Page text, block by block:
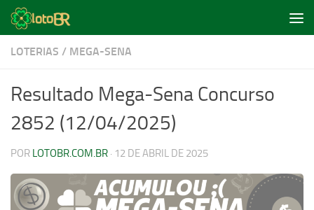
Skip to content
LOTERIAS / MEGA-SENA
Resultado Mega-Sena Concurso
2852 (12/04/2025)
POR LOTOBR.COM.BR · 12 DE ABRIL DE 2025